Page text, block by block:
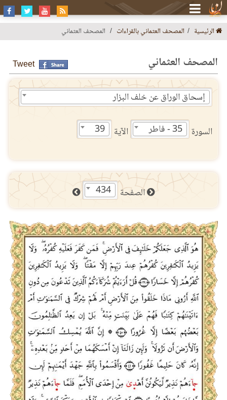
الرئيسية المصحف العثماني بالقراءات المصحف العثماني
المصحف العثماني Tweet
إسحاق الوراق عن خلف البزار
السورة 35 - فاطر الآية 39
الصفحة 434